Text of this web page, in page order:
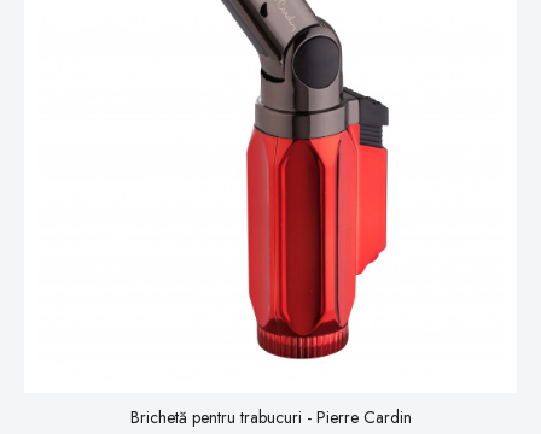
Brichetă pentru trabucuri - Pierre Cardin